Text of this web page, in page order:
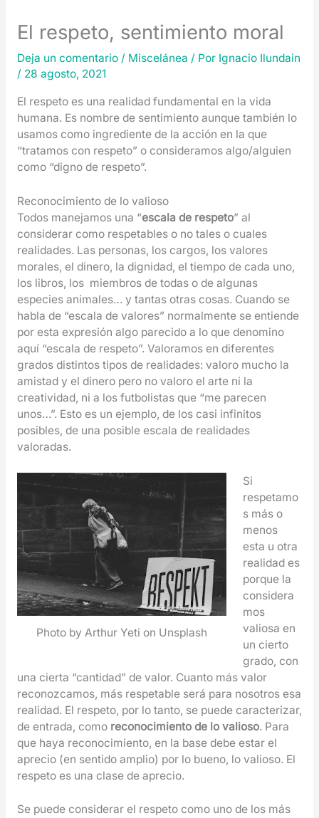
El respeto, sentimiento moral
Deja un comentario / Miscelánea / Por Ignacio Ilundain
/ 28 agosto, 2021
El respeto es una realidad fundamental en la vida
humana. Es nombre de sentimiento aunque también lo
usamos como ingrediente de la acción en la que
“tratamos con respeto” o consideramos algo/alguien
como “digno de respeto”.
Reconocimiento de lo valioso
Todos manejamos una “escala de respeto” al
considerar como respetables o no tales o cuales
realidades. Las personas, los cargos, los valores
morales, el dinero, la dignidad, el tiempo de cada uno,
los libros, los miembros de todas o de algunas
especies animales… y tantas otras cosas. Cuando se
habla de “escala de valores” normalmente se entiende
por esta expresión algo parecido a lo que denomino
aquí “escala de respeto”. Valoramos en diferentes
grados distintos tipos de realidades: valoro mucho la
amistad y el dinero pero no valoro el arte ni la
creatividad, ni a los futbolistas que “me parecen
unos…”. Esto es un ejemplo, de los casi infinitos
posibles, de una posible escala de realidades
valoradas.
Photo by Arthur Yeti on Unsplash
Si
respetamo
s más o
menos
esta u otra
realidad es
porque la
considera
mos
valiosa en
un cierto
grado, con
una cierta “cantidad” de valor. Cuanto más valor
reconozcamos, más respetable será para nosotros esa
realidad. El respeto, por lo tanto, se puede caracterizar,
de entrada, como reconocimiento de lo valioso. Para
que haya reconocimiento, en la base debe estar el
aprecio (en sentido amplio) por lo bueno, lo valioso. El
respeto es una clase de aprecio.
Se puede considerar el respeto como uno de los más